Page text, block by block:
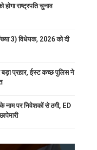
राष्ट्रपति चुनाव
3) विधेयक, 2026 को दी
प्रहार, ईस्ट कच्छ पुलिस ने
नाम पर निवेशकों से ठगी, ED